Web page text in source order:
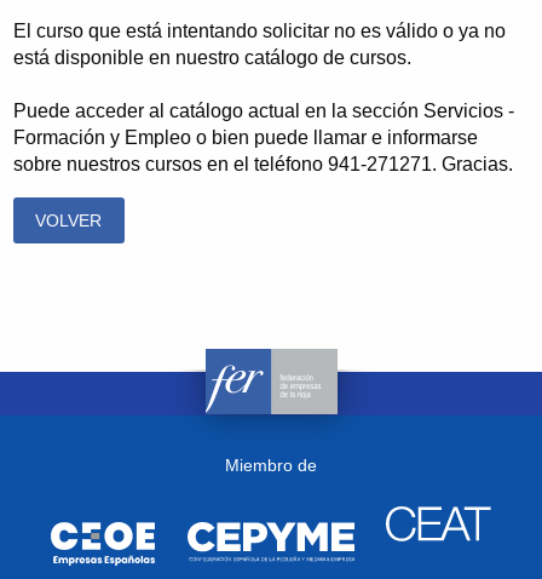
El curso que está intentando solicitar no es válido o ya no
está disponible en nuestro catálogo de cursos.
Puede acceder al catálogo actual en la sección Servicios -
Formación y Empleo o bien puede llamar e informarse
sobre nuestros cursos en el teléfono 941-271271. Gracias.
VOLVER
Miembro de